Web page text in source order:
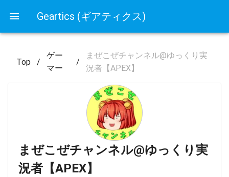
Geartics (ギアティクス)
Top /
ゲー
マー
/
まぜこぜチャンネル@ゆっくり実
況者【APEX】
まぜこぜチャンネル@ゆっくり実
況者【APEX】